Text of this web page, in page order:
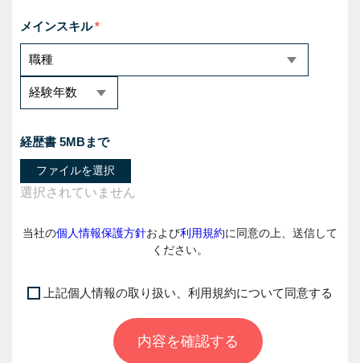
メインスキル
経歴書 5MBまで
ファイルを選択
当社の個人情報保護方針および利用規約に同意の上、送信して
ください。
上記個人情報の取り扱い、利用規約について同意する
内容を確認する